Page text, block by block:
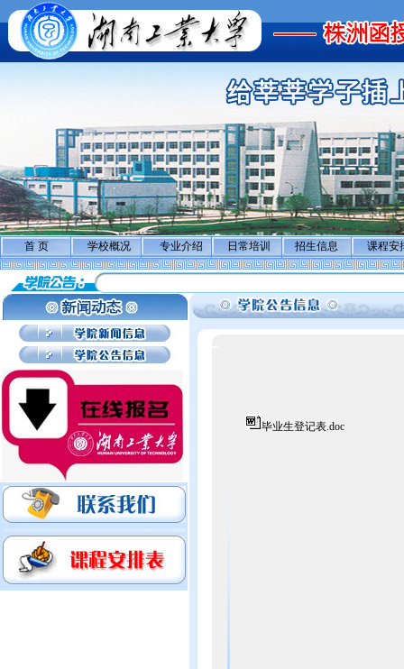
首 页 学校概况 专业介绍 日常培训 招生信息 课程安
毕业生登记表.doc